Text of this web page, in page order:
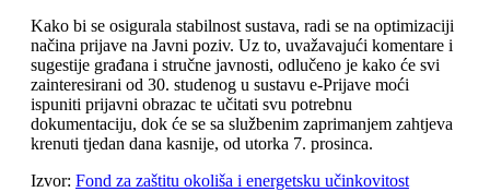
Kako bi se osigurala stabilnost sustava, radi se na optimizaciji
načina prijave na Javni poziv. Uz to, uvažavajući komentare i
sugestije građana i stručne javnosti, odlučeno je kako će svi
zainteresirani od 30. studenog u sustavu e-Prijave moći
ispuniti prijavni obrazac te učitati svu potrebnu
dokumentaciju, dok će se sa službenim zaprimanjem zahtjeva
krenuti tjedan dana kasnije, od utorka 7. prosinca.
Izvor: Fond za zaštitu okoliša i energetsku učinkovitost